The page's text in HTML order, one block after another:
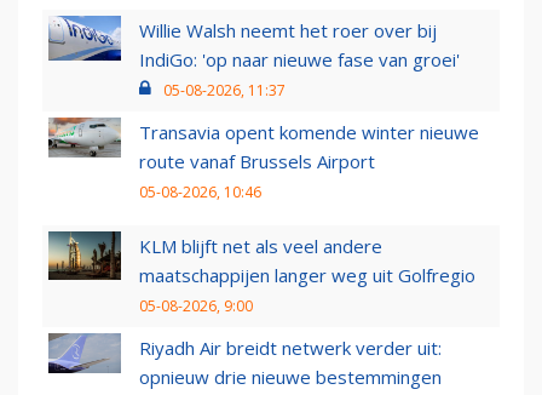
Willie Walsh neemt het roer over bij
IndiGo: 'op naar nieuwe fase van groei'
05-08-2026, 11:37
Transavia opent komende winter nieuwe
route vanaf Brussels Airport
05-08-2026, 10:46
KLM blijft net als veel andere
maatschappijen langer weg uit Golfregio
05-08-2026, 9:00
Riyadh Air breidt netwerk verder uit:
opnieuw drie nieuwe bestemmingen